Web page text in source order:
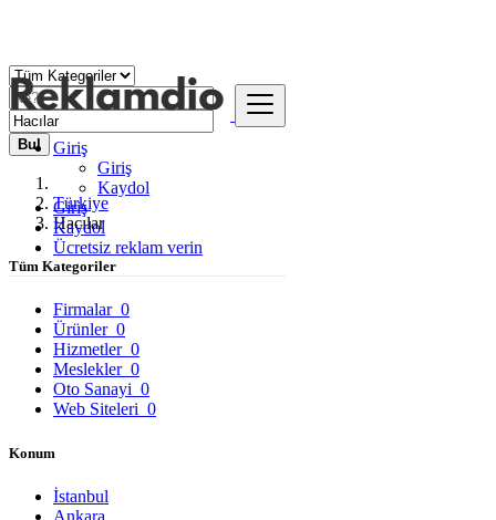
Giriş
Giriş
Kaydol
Giriş
Kaydol
Ücretsiz reklam verin
Bul
Türkiye
Hacılar
Tüm Kategoriler
Firmalar 0
Ürünler 0
Hizmetler 0
Meslekler 0
Oto Sanayi 0
Web Siteleri 0
Konum
İstanbul
Ankara